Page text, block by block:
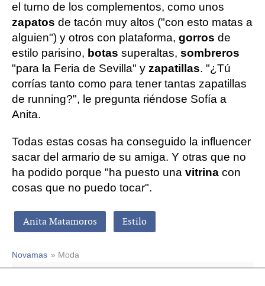
el turno de los complementos, como unos
zapatos de tacón muy altos ("con esto matas a
alguien") y otros con plataforma, gorros de
estilo parisino, botas superaltas, sombreros
"para la Feria de Sevilla" y zapatillas. "¿Tú
corrías tanto como para tener tantas zapatillas
de running?", le pregunta riéndose Sofía a
Anita.
Todas estas cosas ha conseguido la influencer
sacar del armario de su amiga. Y otras que no
ha podido porque "ha puesto una vitrina con
cosas que no puedo tocar".
Anita Matamoros Estilo
Novamas » Moda